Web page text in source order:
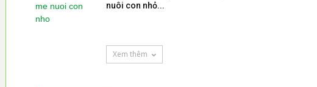
nuôi con nhỏ...
Xem thêm